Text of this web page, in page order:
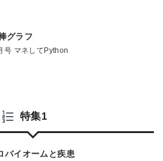
グラフ
号 マネしてPython
特集1
バイオームと疾患